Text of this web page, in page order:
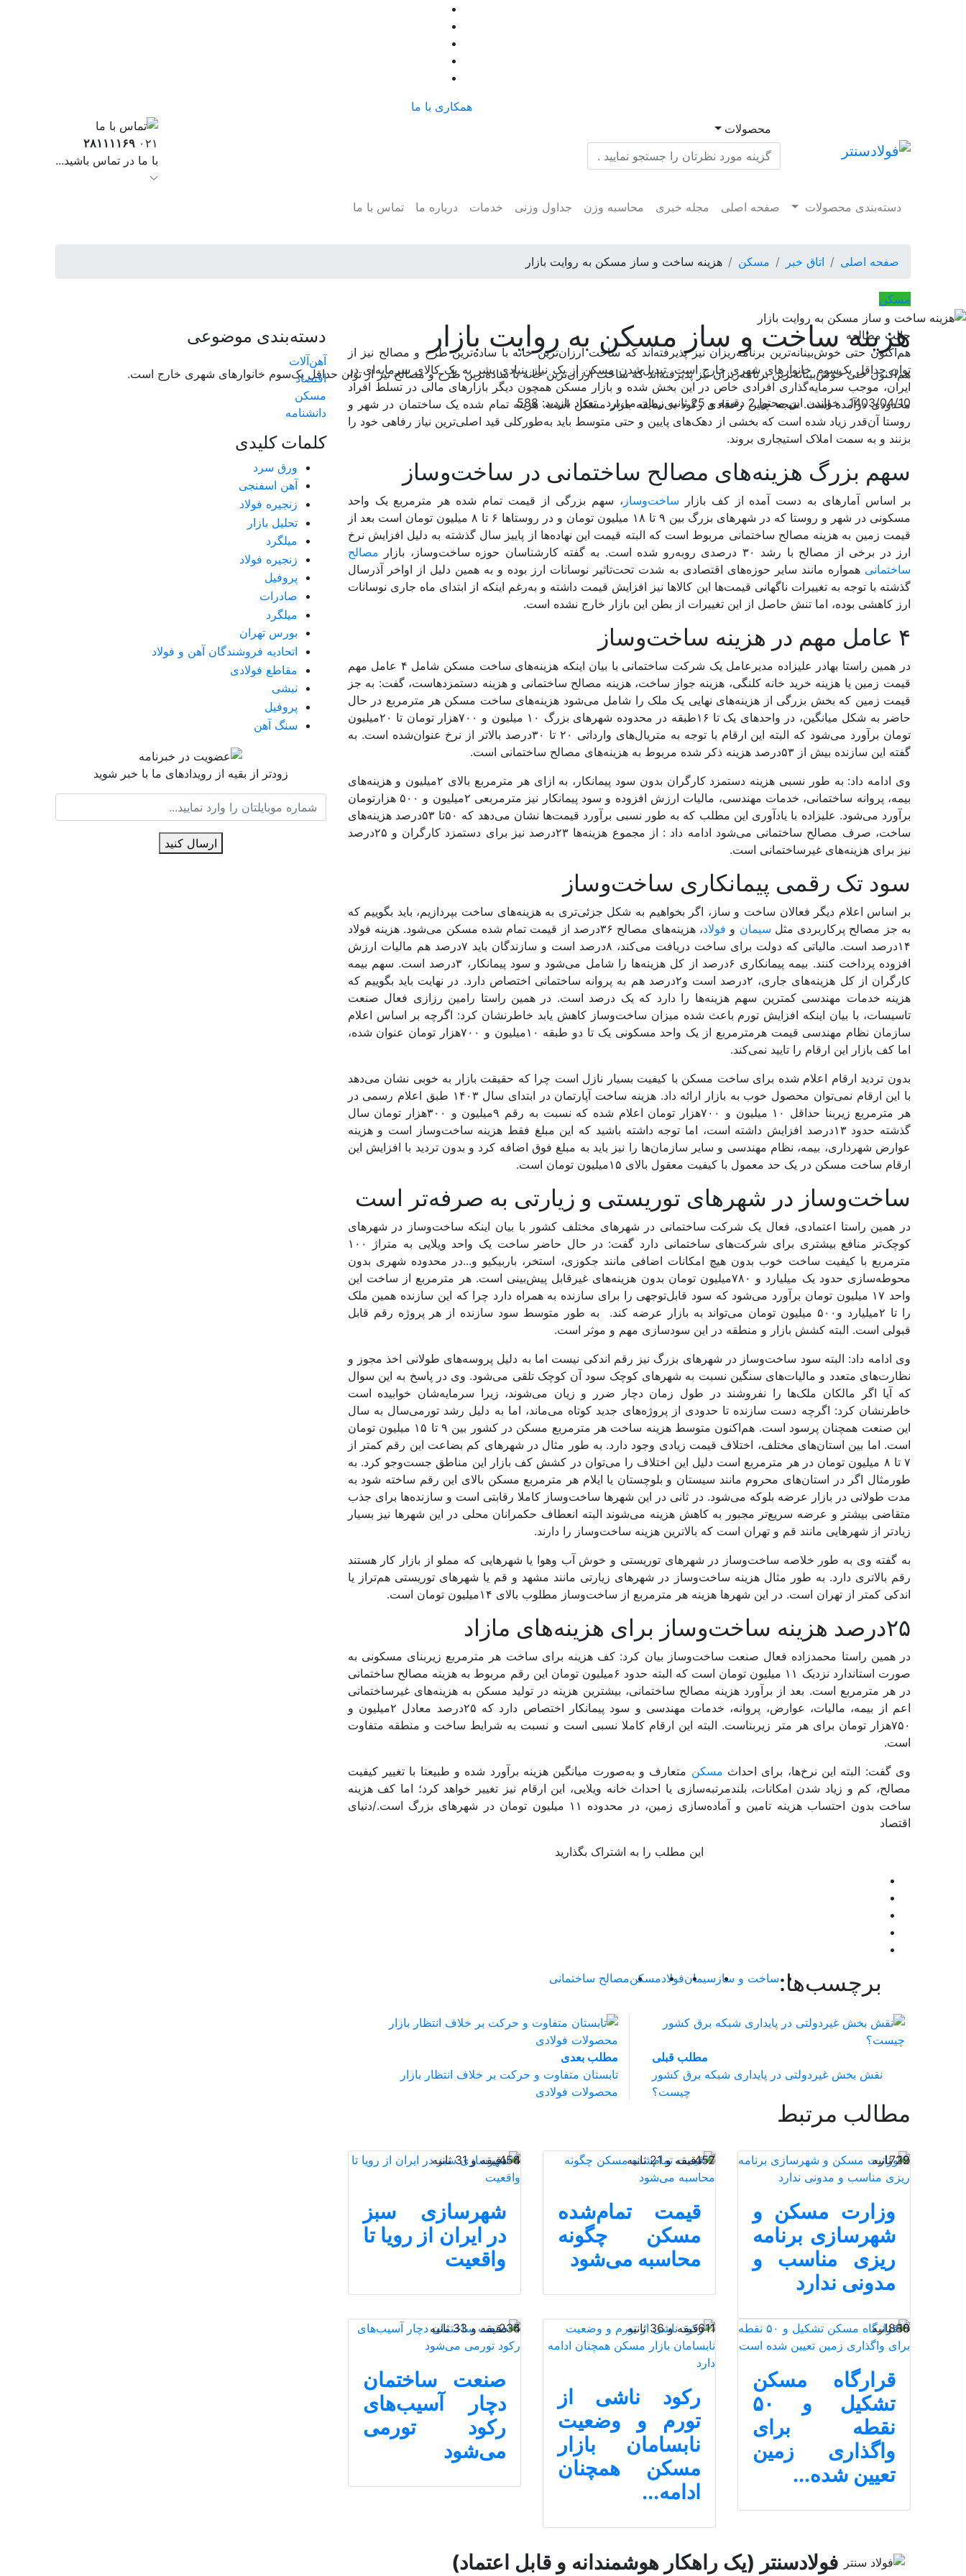
همکاری با ما
محصولات
۰۲۱ ۲۸۱۱۱۱۶۹
با ما در تماس باشید...
دسته‌بندی محصولات صفحه اصلی مجله خبری محاسبه وزن جداول وزنی خدمات درباره ما تماس با ما
صفحه اصلی اتاق خبر مسکن هزینه ساخت و ساز مسکن به روایت بازار
مسکن
هزینه ساخت و ساز مسکن به روایت بازار
هم‌‌اکنون حتی خوش‌بینانه‌‌ترین برنامه‌‌ریزان نیز پذیرفته‌‌اند که ساخت ارزان‌‌ترین خانه با ساده‌‌ترین طرح و مصالح نیز از توان حداقل یک‌سوم خانوارهای شهری خارج است.
1403/04/10
خواندن این محتوا 2 دقیقه و 25 ثانیه زمان می‌برد تعداد بازدید: 588
حالت مطالعه
هم‌‌اکنون حتی خوش‌بینانه‌‌ترین برنامه‌‌ریزان نیز پذیرفته‌‌اند که ساخت ارزان‌‌ترین خانه با ساده‌‌ترین طرح و مصالح نیز از
توان حداقل یک‌سوم خانوارهای شهری خارج است. تبدیل‌‌شدن مسکن از یک نیاز بنیادی بشر به یک کالای سرمایه‌‌ای در
ایران، موجب سرمایه‌گذاری افرادی خاص در این بخش شده و بازار مسکن همچون دیگر بازارهای مالی در تسلط افراد
محدودی درآمده است. نتیجه چنین رخدادی رکود بی‌‌سابقه بازار مسکن است. هزینه تمام شده یک ساختمان در شهر و
روستا آن‌‌قدر زیاد شده است که بخشی از دهک‌‌های پایین و حتی متوسط باید به‌‌طورکلی قید اصلی‌‌ترین نیاز رفاهی خود را
بزنند و به سمت املاک استیجاری بروند.
سهم بزرگ هزینه‌‌های مصالح ساختمانی در ساخت‌‌وساز
بر اساس آمارهای به دست آمده از کف بازار ساخت‌وساز ، سهم بزرگی از قیمت تمام شده هر مترمربع یک واحد
مسکونی در شهر و روستا که در شهرهای بزرگ بین ۹ تا ۱۸ میلیون تومان و در روستاها ۶ تا ۸ میلیون تومان است بعد از
قیمت زمین به‌‌ هزینه مصالح ساختمانی مربوط است که البته قیمت این نهاده‌‌ها از پاییز سال گذشته به دلیل افزایش نرخ
ارز در برخی از مصالح با رشد ۳۰ درصدی روبه‌‌رو شده است. به گفته کارشناسان حوزه ساخت‌‌وساز، بازار
مصالح
ساختمانی همواره مانند سایر حوزه‌‌های اقتصادی‌‌ به شدت تحت‌تاثیر نوسانات ارز بوده و به همین دلیل از اواخر آذرسال
گذشته با توجه به تغییرات ناگهانی قیمت‌ها این کالاها نیز افزایش قیمت داشته و به‌‌رغم اینکه از ابتدای ماه جاری نوسانات
ارز کاهشی بوده، اما تنش حاصل از این تغییرات از بطن این بازار خارج نشده است.
۴ عامل مهم در هزینه ساخت‌‌وساز
در همین راستا بهادر علیزاده مدیرعامل یک شرکت ساختمانی با بیان اینکه هزینه‌‌های ساخت مسکن شامل ۴ عامل مهم
قیمت زمین یا هزینه خرید خانه کلنگی، هزینه جواز ساخت، هزینه مصالح ساختمانی و هزینه دستمزدهاست، گفت: به جز
قیمت زمین که بخش بزرگی از هزینه‌‌های نهایی یک ملک را شامل می‌شود هزینه‌‌های ساخت مسکن هر مترمربع در حال
حاضر به شکل میانگین، در واحدهای یک تا ۱۶طبقه در محدوده شهرهای بزرگ ۱۰ میلیون و ۷۰۰هزار تومان تا ۲۰میلیون
تومان برآورد می‌شود که البته این ارقام با توجه به متریال‌‌های وارداتی ۲۰ تا ۳۰‌درصد بالاتر از نرخ عنوان‌شده است. به
گفته این سازنده بیش از ۵۳درصد هزینه ذکر شده مربوط به هزینه‌‌های مصالح ساختمانی است.
وی ادامه داد: به طور نسبی هزینه دستمزد کارگران بدون سود پیمانکار، به ازای هر مترمربع بالای ۲میلیون و هزینه‌‌های
بیمه، پروانه ساختمانی، خدمات مهندسی، مالیات ارزش افزوده و سود پیمانکار نیز مترمربعی ۲میلیون و ۵۰۰ هزارتومان
برآورد می‌شود. علیزاده با یادآوری این مطلب که به طور نسبی برآورد قیمت‌ها نشان می‌دهد که ۵۰تا ۵۳‌درصد هزینه‌‌های
ساخت، صرف مصالح ساختمانی می‌شود ادامه داد : از مجموع هزینه‌‌ها ۲۳‌درصد نیز برای دستمزد کارگران و ۲۵‌درصد
نیز برای هزینه‌‌های غیرساختمانی است.
سود تک رقمی ‌‌پیمانکاری ساخت‌وساز
بر اساس اعلام دیگر فعالان ساخت و ‌ساز، اگر بخواهیم به شکل جزئی‌تری به هزینه‌‌های ساخت بپردازیم، باید بگوییم که
به جز مصالح پرکاربردی مثل سیمان و فولاد
، هزینه‌‌های مصالح ۳۶درصد از قیمت تمام شده مسکن می‌شود. هزینه فولاد
۱۴‌درصد است. مالیاتی که دولت برای ساخت دریافت می‌کند، ۸‌درصد است و سازندگان باید ۷‌درصد هم مالیات ارزش
افزوده پرداخت کنند. بیمه پیمانکاری ۶‌درصد از کل هزینه‌‌ها را شامل می‌شود و سود پیمانکار، ۳‌درصد است. سهم بیمه
کارگران از کل هزینه‌‌های جاری، ۲‌درصد است و۲‌درصد هم به پروانه ساختمانی اختصاص دارد. در نهایت باید بگوییم که
هزینه خدمات مهندسی کمترین سهم هزینه‌‌ها را دارد که یک ‌درصد است. در همین راستا رامین رزازی فعال صنعت
تاسیسات، با بیان اینکه افزایش تورم باعث شده میزان ساخت‌وساز کاهش یابد خاطرنشان کرد: اگرچه بر اساس اعلام
سازمان نظام مهندسی قیمت هرمترمربع از یک واحد مسکونی یک تا دو طبقه ۱۰میلیون و ۷۰۰‌هزار تومان عنوان شده،
اما کف بازار این ارقام را تایید نمی‌‌کند.
بدون تردید ارقام اعلام شده برای ساخت مسکن با کیفیت بسیار نازل است چرا که حقیقت بازار به خوبی نشان می‌دهد
با این ارقام نمی‌توان محصول خوب به بازار ارائه داد. هزینه ساخت آپارتمان در ابتدای سال ۱۴۰۳ طبق اعلام رسمی‌‌ در
هر مترمربع زیربنا حداقل ۱۰ میلیون و ۷۰۰‌هزار تومان اعلام شده که نسبت به رقم ۹میلیون و ۳۰۰‌هزار تومان سال
گذشته حدود ۱۳‌درصد افزایش داشته است، اما توجه داشته باشید که این مبلغ فقط هزینه ساخت‌وساز است و هزینه
عوارض شهرداری، بیمه، نظام مهندسی و سایر سازمان‌ها را نیز باید به مبلغ فوق اضافه کرد و بدون تردید با افزایش این
ارقام ساخت مسکن در یک حد معمول با کیفیت معقول بالای ۱۵میلیون تومان است.
ساخت‌وساز در شهرهای توریستی و زیارتی به صرفه‌تر است
در همین راستا اعتمادی، فعال یک شرکت ساختمانی در شهرهای مختلف کشور با بیان اینکه ساخت‌وساز در شهرهای
کوچک‌تر منافع بیشتری برای شرکت‌های ساختمانی دارد گفت: در حال حاضر ساخت یک واحد ویلایی به متراژ ۱۰۰
مترمربع با کیفیت ساخت خوب بدون هیچ امکانات اضافی مانند جکوزی، استخر، باربیکیو و...در محدوده شهری بدون
محوطه‌‌سازی حدود یک میلیارد و ۷۸۰میلیون تومان بدون هزینه‌‌های غیر‌قابل پیش‌بینی است. هر مترمربع از ساخت این
واحد ۱۷ میلیون تومان برآورد می‌شود که سود قابل‌توجهی را برای سازنده به همراه دارد چرا که این سازنده همین ملک
را تا ۲میلیارد و۵۰۰ میلیون تومان می‌تواند به بازار عرضه کند. به طور متوسط سود سازنده از هر پروژه رقم قابل
قبولی است. البته کشش بازار و منطقه در این سودسازی مهم و موثر است.
وی ادامه داد: البته سود ساخت‌وساز در شهرهای بزرگ نیز رقم اندکی نیست اما به دلیل پروسه‌‌های طولانی اخذ مجوز و
نظارت‌‌های متعدد و مالیات‌‌های سنگین نسبت به شهرهای کوچک سود آن کوچک تلقی می‌شود. وی در پاسخ به این سوال
که آیا اگر مالکان ملک‌‌ها را نفروشند در طول زمان دچار ضرر و زیان می‌‌شوند، زیرا سرمایه‌‌شان خوابیده است
خاطرنشان کرد: اگرچه دست سازنده تا حدودی از پروژه‌‌های جدید کوتاه می‌‌ماند، اما به دلیل رشد تورمی‌‌سال به سال
این صنعت همچنان پر‌سود است. هم‌‌اکنون متوسط هزینه ساخت هر مترمربع مسکن در کشور بین ۹ تا ۱۵ میلیون تومان
است. اما بین استان‌‌های مختلف، اختلاف قیمت زیادی وجود دارد. به طور مثال در شهرهای کم بضاعت این رقم کمتر از
۷ تا ۸ میلیون تومان در هر مترمربع است دلیل این اختلاف را می‌توان در کشش کف بازار این مناطق جست‌وجو کرد. به
طورمثال اگر در استان‌‌های محروم مانند سیستان و بلوچستان یا ایلام هر مترمربع مسکن بالای این رقم ساخته شود به
مدت طولانی در بازار عرضه بلوکه می‌شود. در ثانی در این شهرها ساخت‌‌وساز کاملا رقابتی است و سازنده‌‌ها برای جذب
متقاضی بیشتر و عرضه سریع‌‌تر مجبور به کاهش هزینه می‌شوند البته انعطاف حکمرانان محلی در این شهرها نیز بسیار
زیادتر از شهرهایی مانند قم و تهران است که بالاترین هزینه ساخت‌‌‌‌و‌‌ساز را دارند.
به گفته وی به طور خلاصه ساخت‌وساز در شهرهای توریستی و خوش آب و‌‌هوا یا شهرهایی که مملو از بازار کار هستند
رقم بالاتری دارد. به طور مثال هزینه ساخت‌وساز در شهرهای زیارتی مانند مشهد و قم یا شهرهای توریستی هم‌تراز یا
اندکی کمتر از تهران است. در این شهرها هزینه هر مترمربع از ساخت‌وساز مطلوب بالای ۱۴میلیون تومان است.
۲۵‌درصد هزینه ساخت‌وساز برای هزینه‌‌های مازاد
در همین راستا محمد‌زاده فعال صنعت ساخت‌وساز بیان کرد: کف هزینه برای ساخت هر مترمربع زیربنای مسکونی به
صورت استاندارد نزدیک ۱۱ میلیون تومان است که البته حدود ۶میلیون تومان این رقم مربوط به هزینه مصالح ساختمانی
در هر مترمربع است. بعد از برآورد هزینه مصالح ساختمانی، بیشترین هزینه در تولید مسکن به هزینه‌‌های غیر‌ساختمانی
اعم از بیمه، مالیات، عوارض، پروانه، خدمات مهندسی و سود پیمانکار اختصاص دارد که ۲۵‌درصد معادل ۲میلیون و
۷۵۰‌هزار تومان برای هر متر زیربناست. البته این ارقام کاملا نسبی است و نسبت به شرایط ساخت و منطقه متفاوت
است.
وی گفت: البته این نرخ‌ها، برای احداث مسکن متعارف و به‌‌صورت میانگین هزینه برآورد شده و طبیعتا با تغییر کیفیت
مصالح، کم‌‌ و زیاد شدن امکانات، بلندمرتبه‌‌سازی یا احداث خانه ویلایی، این ارقام نیز تغییر خواهد کرد؛ اما کف هزینه
ساخت بدون احتساب هزینه تامین و آماده‌‌سازی زمین، در محدوده ۱۱ میلیون تومان در شهرهای بزرگ است./دنیای
اقتصاد
این مطلب را به اشتراک بگذارید
برچسب‌ها:ساخت و ساز سیمانفولادمسکنمصالح ساختمانی
مطلب قبلی
نقش‌ بخش غیردولتی در پایداری شبکه برق کشور
چیست؟
مطلب بعدی
تابستان متفاوت و حرکت بر خلاف انتظار بازار
محصولات فولادی
مطالب مرتبط
19 ثانیه
722
وزارت مسکن و
شهرسازی برنامه
ریزی مناسب و
مدونی ندارد
2 دقیقه و 21 ثانیه
457
قیمت تمام‏‏‌شده
مسکن چگونه
محاسبه می‌شود
4 دقیقه و 31 ثانیه
458
شهرسازی سبز
در ایران از رویا تا
واقعیت
18 ثانیه
880
قرارگاه مسکن
تشکیل و ۵۰
نقطه برای
واگذاری زمین
تعیین شده...
1 دقیقه و 36 ثانیه
611
رکود ناشی از
تورم و وضعیت
نابسامان بازار
مسکن همچنان
ادامه...
4 دقیقه و 33 ثانیه
235
صنعت ساختمان
دچار آسیب‌های
رکود تورمی
می‌شود
دسته‌بندی موضوعی
آهن‌آلات
اقتصاد
مسکن
دانشنامه
کلمات کلیدی
ورق سرد
آهن اسفنجی
زنجیره فولاد
تحلیل بازار
میلگرد
زنجیره فولاد
پروفیل
صادرات
میلگرد
بورس تهران
اتحادیه فروشندگان آهن و فولاد
مقاطع فولادی
نبشی
پروفیل
سنگ آهن
زودتر از بقیه از رویدادهای ما با خبر شوید
ارسال کنید
فولادسنتر (یک راهکار هوشمندانه و قابل اعتماد)